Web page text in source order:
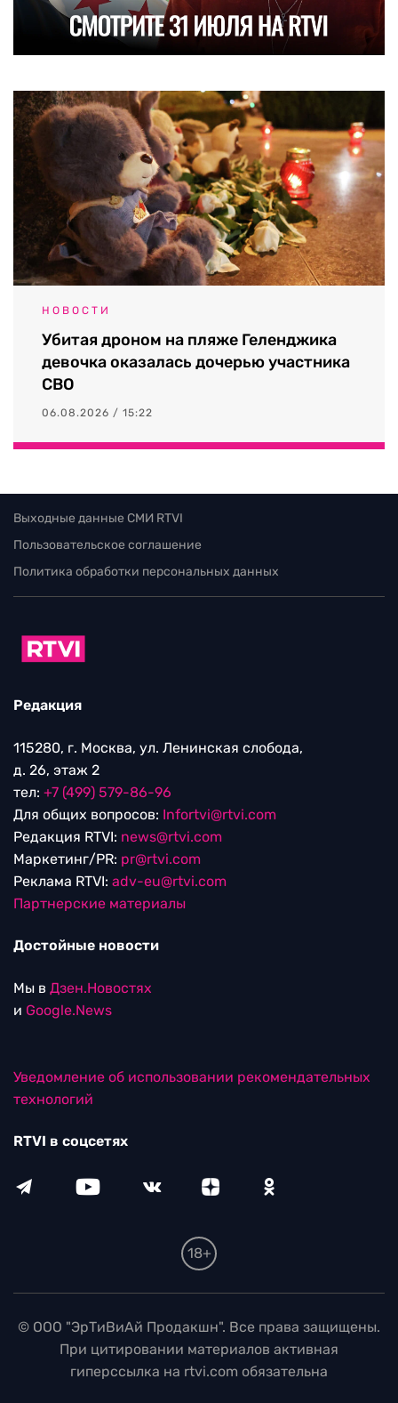
НОВОСТИ
Убитая дроном на пляже Геленджика
девочка оказалась дочерью участника
СВО
06.08.2026 / 15:22
Выходные данные СМИ RTVI
Пользовательское соглашение
Политика обработки персональных данных
Редакция
115280, г. Москва, ул. Ленинская слобода,
д. 26, этаж 2
тел: +7 (499) 579-86-96
Для общих вопросов: Infortvi@rtvi.com
Редакция RTVI: news@rtvi.com
Маркетинг/PR: pr@rtvi.com
Реклама RTVI: adv-eu@rtvi.com
Партнерские материалы
Достойные новости
Мы в Дзен.Новостях
и Google.News
Уведомление об использовании рекомендательных
технологий
RTVI в соцсетях
18+
© ООО "ЭрТиВиАй Продакшн". Все права защищены.
При цитировании материалов активная
гиперссылка на rtvi.com обязательна